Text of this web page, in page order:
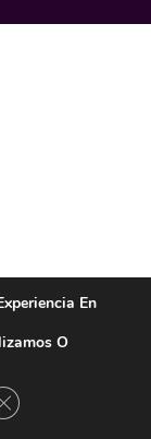
En
O
Cerrar El Banner De